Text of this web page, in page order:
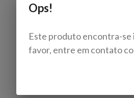
Ops!
Este produto encontra-se
favor, entre em contato